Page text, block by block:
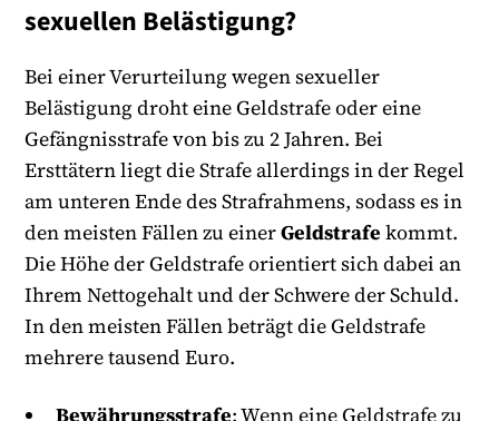
sexuellen Belästigung?
Bei einer Verurteilung wegen sexueller
Belästigung droht eine Geldstrafe oder eine
Gefängnisstrafe von bis zu 2 Jahren. Bei
Ersttätern liegt die Strafe allerdings in der Regel
am unteren Ende des Strafrahmens, sodass es in
den meisten Fällen zu einerGeldstrafe kommt.
Die Höhe der Geldstrafe orientiert sich dabei an
Ihrem Nettogehalt und der Schwere der Schuld.
In den meisten Fällen beträgt die Geldstrafe
mehrere tausend Euro.
Bewährungsstrafe: Wenn eine Geldstrafe zu